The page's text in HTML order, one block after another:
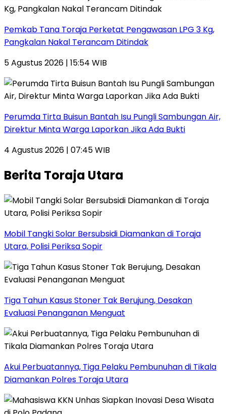
Pemkab Tana Toraja Perketat Pengawasan LPG 3 Kg,
Pangkalan Nakal Terancam Ditindak
5 Agustus 2026 | 15:54 WIB
Perumda Tirta Buisun Bantah Isu Pungli Sambungan Air,
Direktur Minta Warga Laporkan Jika Ada Bukti
4 Agustus 2026 | 07:45 WIB
Berita Toraja Utara
Mobil Tangki Solar Bersubsidi Diamankan di Toraja
Utara, Polisi Periksa Sopir
Tiga Tahun Kasus Stoner Tak Berujung, Desakan
Evaluasi Penanganan Menguat
Akui Perbuatannya, Tiga Pelaku Pembunuhan di Tikala
Diamankan Polres Toraja Utara